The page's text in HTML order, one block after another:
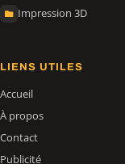
Impression 3D
LIENS UTILES
Accueil
À propos
Contact
Publicité